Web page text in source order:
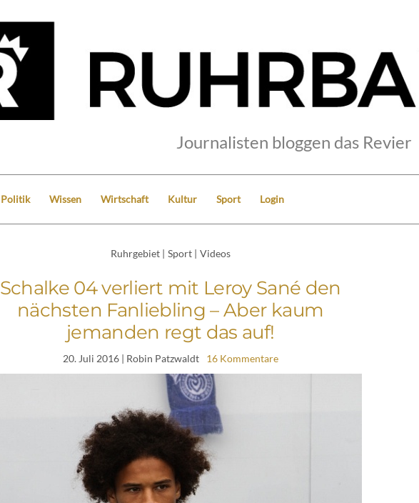
Journalisten bloggen das Revier
Politik Wissen Wirtschaft Kultur Sport Login
Ruhrgebiet | Sport | Videos
Schalke 04 verliert mit Leroy Sané den
nächsten Fanliebling – Aber kaum
jemanden regt das auf!
20. Juli 2016| Robin Patzwaldt 16 Kommentare